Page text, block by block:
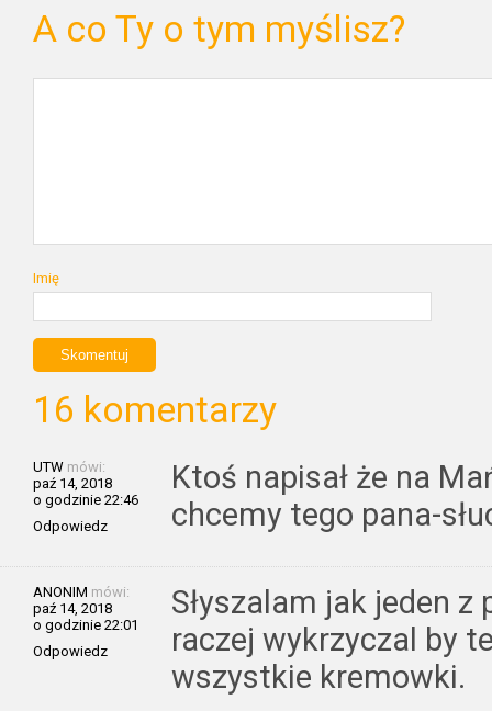
A co Ty o tym myślisz?
Imię
16 komentarzy
UTW mówi:
paź 14, 2018
o godzinie 22:46
Odpowiedz
Ktoś napisał że na
chcemy tego pana-
ANONIM mówi:
paź 14, 2018
o godzinie 22:01
Odpowiedz
Słyszalam jak jeden z
raczej wykrzyczal by
wszystkie kremowki.